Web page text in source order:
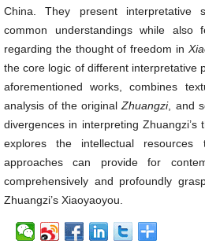
China. They present interpretative
common understandings while also
regarding the thought of freedom in
the core logic of different interpretative
aforementioned works, combines
analysis of the originalZhuangzi, and
divergences in interpreting
explores the intellectual
approaches can provide for
comprehensively and profoundly
Zhuangzi’s Xiaoyaoyou.